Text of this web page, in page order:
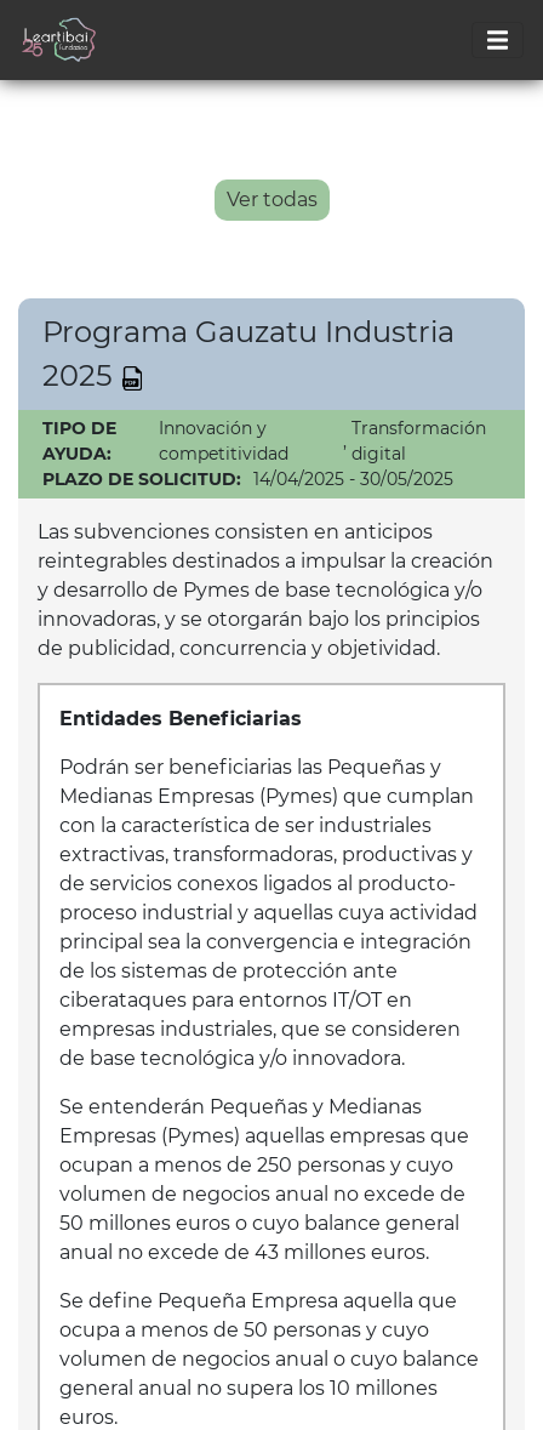
Ver todas
Programa Gauzatu Industria
2025
TIPO DE
AYUDA:
Innovación y
competitividad
,
Transformación
digital
PLAZO DE SOLICITUD:
14/04/2025 - 30/05/2025
Las subvenciones consisten en anticipos
reintegrables destinados a impulsar la creación
y desarrollo de Pymes de base tecnológica y/o
innovadoras, y se otorgarán bajo los principios
de publicidad, concurrencia y objetividad.
Entidades Beneficiarias
Podrán ser beneficiarias las Pequeñas y
Medianas Empresas (Pymes) que cumplan
con la característica de ser industriales
extractivas, transformadoras, productivas y
de servicios conexos ligados al producto-
proceso industrial y aquellas cuya actividad
principal sea la convergencia e integración
de los sistemas de protección ante
ciberataques para entornos IT/OT en
empresas industriales, que se consideren
de base tecnológica y/o innovadora.
Se entenderán Pequeñas y Medianas
Empresas (Pymes) aquellas empresas que
ocupan a menos de 250 personas y cuyo
volumen de negocios anual no excede de
50 millones euros o cuyo balance general
anual no excede de 43 millones euros.
Se define Pequeña Empresa aquella que
ocupa a menos de 50 personas y cuyo
volumen de negocios anual o cuyo balance
general anual no supera los 10 millones
euros.